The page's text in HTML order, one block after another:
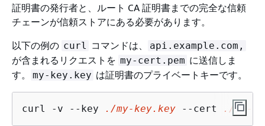
証明書の発行者と、ルート CA 証明書までの完全な信頼
チェーンが信頼ストアにある必要があります。
以下の例の curl コマンドは、 api.example.com,
が含まれるリクエストを my-cert.pem に送信しま
す。
my-key.key は証明書のプライベートキーです。
curl -v --key ./my-key.key --cert ./my-